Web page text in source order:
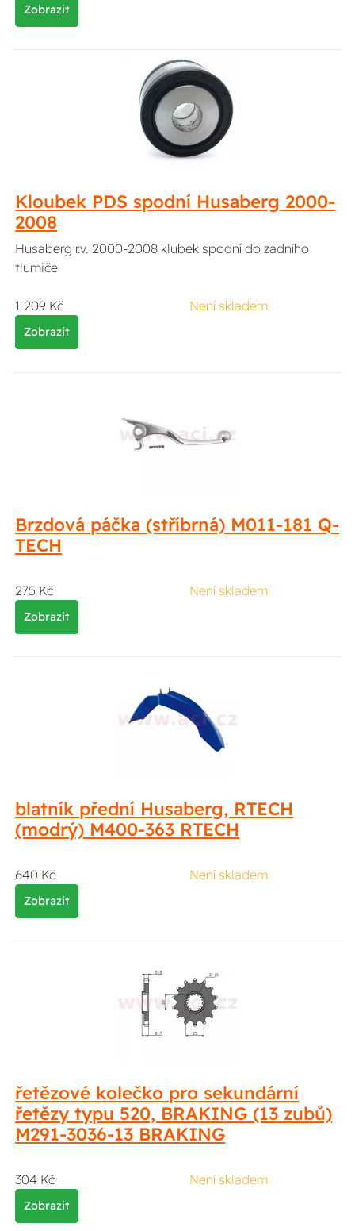
Zobrazit
Kloubek PDS spodní Husaberg 2000-
2008
Husaberg r.v. 2000-2008 klubek spodní do zadního
tlumiče
1 209 Kč Není skladem
Zobrazit
Brzdová páčka (stříbrná) M011-181 Q-
TECH
275 Kč Není skladem
Zobrazit
blatník přední Husaberg, RTECH
(modrý) M400-363 RTECH
640 Kč Není skladem
Zobrazit
řetězové kolečko pro sekundární
řetězy typu 520, BRAKING (13 zubů)
M291-3036-13 BRAKING
304 Kč Není skladem
Zobrazit